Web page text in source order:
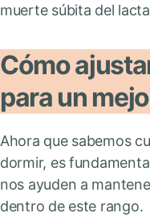
muerte súbita del
Cómo
para un
Ahora que sabemos
dormir, es
nos ayuden a
dentro de este rango.